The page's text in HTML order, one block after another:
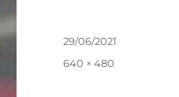
投
29/06/2021
フ
640 × 480